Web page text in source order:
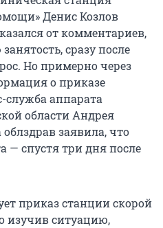
Денис Козлов
от комментариев,
сразу после
Но примерно через
о приказе
служба аппарата
области Андрея
заявила, что
— спустя три дня после
приказ станции скорой
изучив ситуацию,